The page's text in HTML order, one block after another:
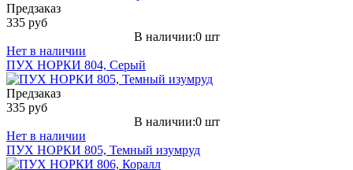
Предзаказ
335 руб
В наличии:0 шт
Нет в наличии
ПУХ НОРКИ 804, Серый
Предзаказ
335 руб
В наличии:0 шт
Нет в наличии
ПУХ НОРКИ 805, Темный изумруд